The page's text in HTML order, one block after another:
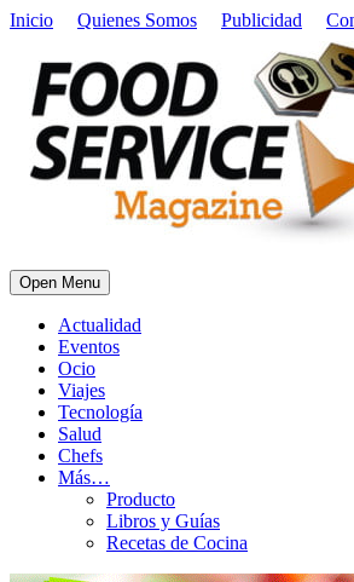
Inicio Quienes Somos Publicidad
Open Menu
Actualidad
Eventos
Ocio
Viajes
Tecnología
Salud
Chefs
Más…
Producto
Libros y Guías
Recetas de Cocina